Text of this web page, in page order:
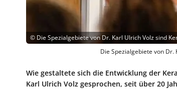
© Die Spezialgebiete von Dr. Karl Ulrich Volz sind
Die Spezialgebiete von Dr.
Wie gestaltete sich die Entwicklung der
Karl Ulrich Volz gesprochen, seit über 20